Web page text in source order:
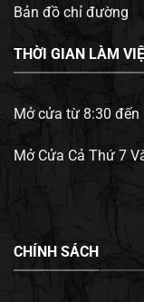
Bản đồ chỉ đường
THỜI GIAN LÀM
Mở cửa từ 8:30 đến
Mở Cửa Cả Thứ 7
CHÍNH SÁCH